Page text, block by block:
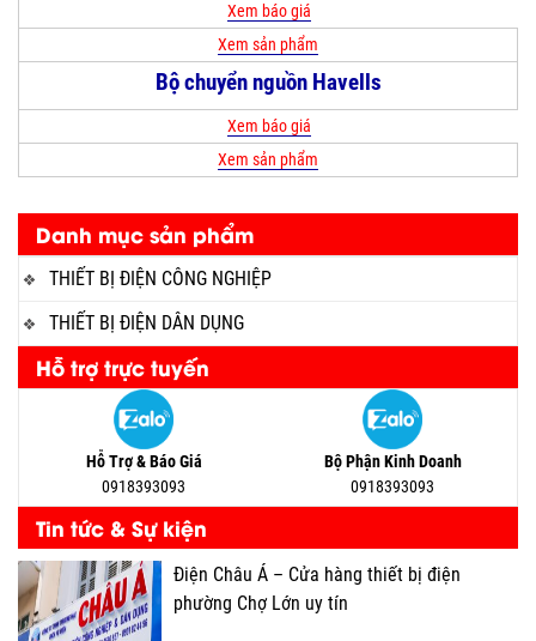
Danh mục sản phẩm
THIẾT BỊ ĐIỆN CÔNG NGHIỆP
THIẾT BỊ ĐIỆN DÂN DỤNG
Hỗ trợ trực tuyến
Hỗ Trợ & Báo Giá
0918393093
Bộ Phận Kinh Doanh
0918393093
Tin tức & Sự kiện
Điện Châu Á – Cửa hàng thiết bị điện
phường Chợ Lớn uy tín
Xem báo giá
Xem sản phẩm
Bộ chuyển nguồn Havells
Xem báo giá
Xem sản phẩm